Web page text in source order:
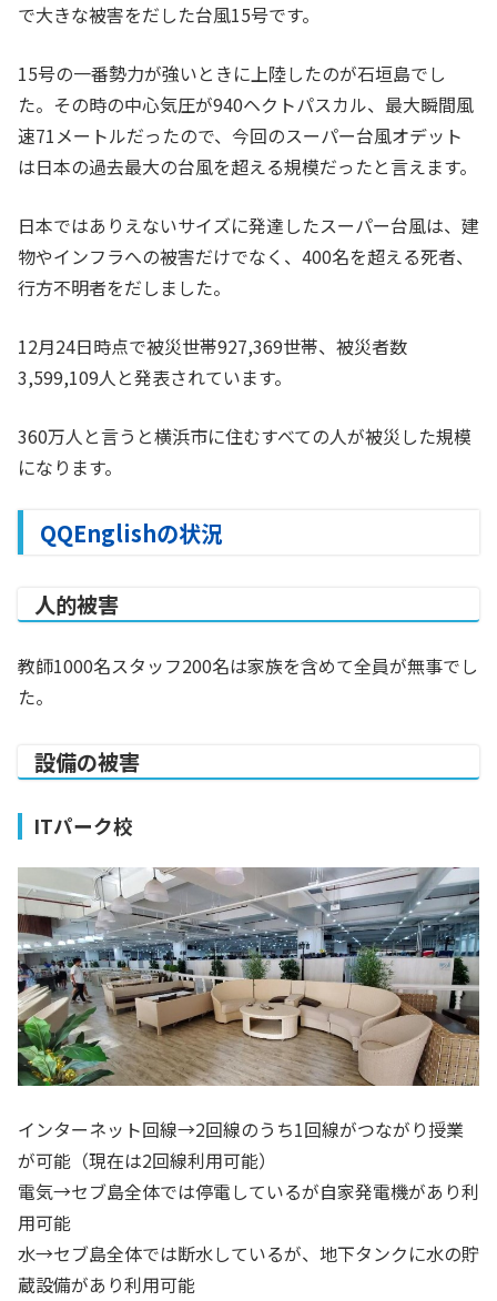
で大きな被害をだした台風15号です。
15号の一番勢力が強いときに上陸したのが石垣島でし
た。その時の中心気圧が940ヘクトパスカル、最大瞬間風
速71メートルだったので、今回のスーパー台風オデット
は日本の過去最大の台風を超える規模だったと言えます。
日本ではありえないサイズに発達したスーパー台風は、建
物やインフラへの被害だけでなく、400名を超える死者、
行方不明者をだしました。
12月24日時点で被災世帯927,369世帯、被災者数
3,599,109人と発表されています。
360万人と言うと横浜市に住むすべての人が被災した規模
になります。
QQEnglishの状況
人的被害
教師1000名スタッフ200名は家族を含めて全員が無事でし
た。
設備の被害
ITパーク校
インターネット回線→2回線のうち1回線がつながり授業
が可能（現在は2回線利用可能）
電気→セブ島全体では停電しているが自家発電機があり利
用可能
水→セブ島全体では断水しているが、地下タンクに水の貯
蔵設備があり利用可能